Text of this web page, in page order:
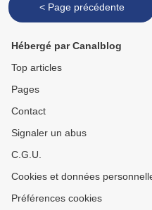
< Page précédente
Hébergé par Canalblog
Top articles
Pages
Contact
Signaler un abus
C.G.U.
Cookies et données
Préférences cookies